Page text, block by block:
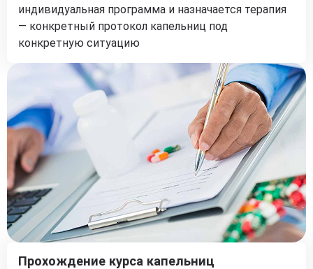
индивидуальная программа и назначается терапия
— конкретный протокол капельниц под
конкретную ситуацию
Прохождение курса капельниц